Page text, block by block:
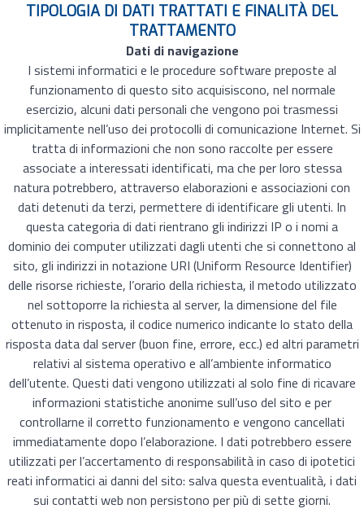
TIPOLOGIA DI DATI TRATTATI E FINALITÀ DEL
TRATTAMENTO
Dati di navigazione
I sistemi informatici e le procedure software preposte al
funzionamento di questo sito acquisiscono, nel normale
esercizio, alcuni dati personali che vengono poi trasmessi
implicitamente nell’uso dei protocolli di comunicazione Internet. Si
tratta di informazioni che non sono raccolte per essere
associate a interessati identificati, ma che per loro stessa
natura potrebbero, attraverso elaborazioni e associazioni con
dati detenuti da terzi, permettere di identificare gli utenti. In
questa categoria di dati rientrano gli indirizzi IP o i nomi a
dominio dei computer utilizzati dagli utenti che si connettono al
sito, gli indirizzi in notazione URI (Uniform Resource Identifier)
delle risorse richieste, l’orario della richiesta, il metodo utilizzato
nel sottoporre la richiesta al server, la dimensione del file
ottenuto in risposta, il codice numerico indicante lo stato della
risposta data dal server (buon fine, errore, ecc.) ed altri parametri
relativi al sistema operativo e all’ambiente informatico
dell’utente. Questi dati vengono utilizzati al solo fine di ricavare
informazioni statistiche anonime sull’uso del sito e per
controllarne il corretto funzionamento e vengono cancellati
immediatamente dopo l’elaborazione. I dati potrebbero essere
utilizzati per l’accertamento di responsabilità in caso di ipotetici
reati informatici ai danni del sito: salva questa eventualità, i dati
sui contatti web non persistono per più di sette giorni.